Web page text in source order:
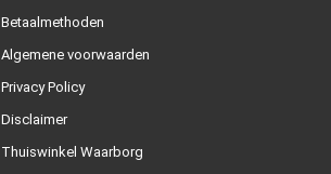
Betaalmethoden
Algemene voorwaarden
Privacy Policy
Disclaimer
Thuiswinkel Waarborg